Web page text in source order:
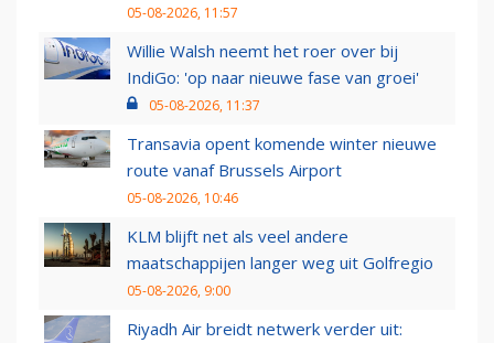
05-08-2026, 11:57
Willie Walsh neemt het roer over bij
IndiGo: 'op naar nieuwe fase van groei'
05-08-2026, 11:37
Transavia opent komende winter nieuwe
route vanaf Brussels Airport
05-08-2026, 10:46
KLM blijft net als veel andere
maatschappijen langer weg uit Golfregio
05-08-2026, 9:00
Riyadh Air breidt netwerk verder uit: